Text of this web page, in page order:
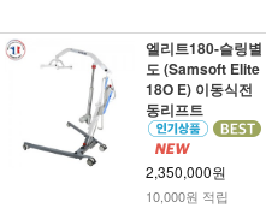
엘리트180-슬링별
도 (Samsoft Elite
18O E) 이동식전
동리프트
2,350,000원
10,000원 적립